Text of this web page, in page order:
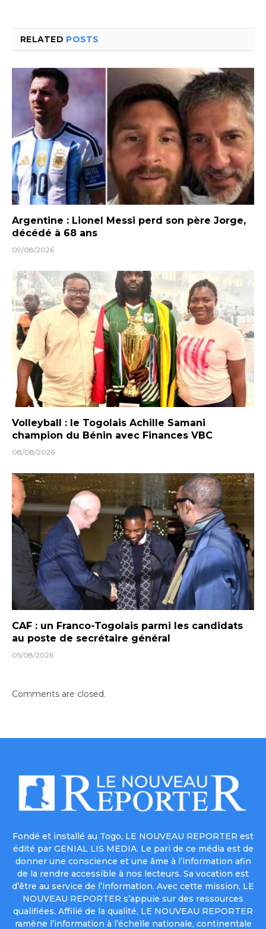
RELATED POSTS
Argentine : Lionel Messi perd son père Jorge,
décédé à 68 ans
09/08/2026
Volleyball : le Togolais Achille Samani
champion du Bénin avec Finances VBC
08/08/2026
CAF : un Franco-Togolais parmi les candidats
au poste de secrétaire général
05/08/2026
Comments are closed.
Fondé et installé au Togo, LE NOUVEAU REPORTER est
édité par GENIAL LIS MEDIA. Le pari de ce média est de
donner une conscience et une âme à l’information afin
de la rendre accessible à nos lecteurs. Sa vocation est
d’être au service de l’information. Avec cette mission, LE
NOUVEAU REPORTER s’appuie sur des ressources
qualifiées. Affilié de la qualité, LE NOUVEAU REPORTER
ramène l’information à l’échelle nationale, continentale